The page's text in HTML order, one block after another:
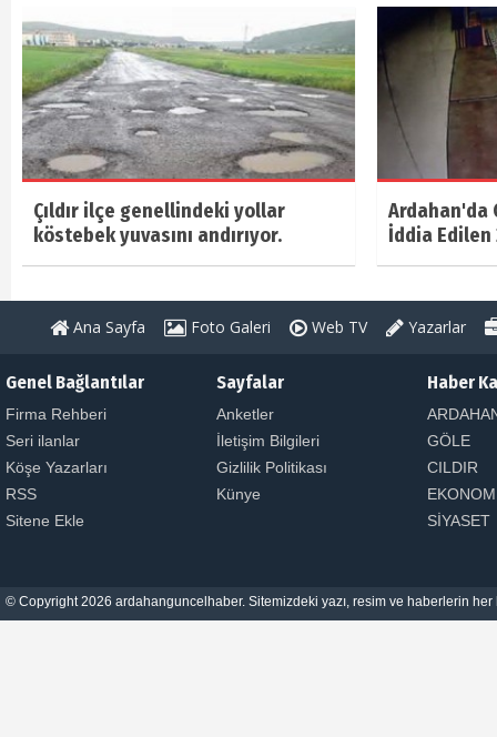
Çıldır ilçe genellindeki yollar
köstebek yuvasını andırıyor.
Ardahan'da
İddia Edilen
Ana Sayfa Foto Galeri Web TV Yazarlar
Genel Bağlantılar
Firma Rehberi
Seri ilanlar
Köşe Yazarları
RSS
Sitene Ekle
Sayfalar
Anketler
İletişim Bilgileri
Gizlilik Politikası
Künye
Haber
GÖLE
CILDIR
SİYASET
© Copyright 2026 ardahanguncelhaber. Sitemizdeki yazı, resim ve haberlerin her